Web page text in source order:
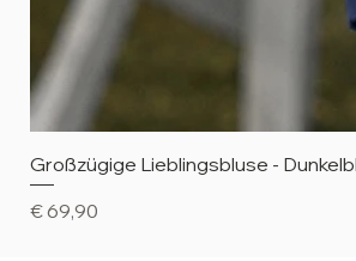
Großzügige Lieblingsbluse -
Preis
€ 69,90